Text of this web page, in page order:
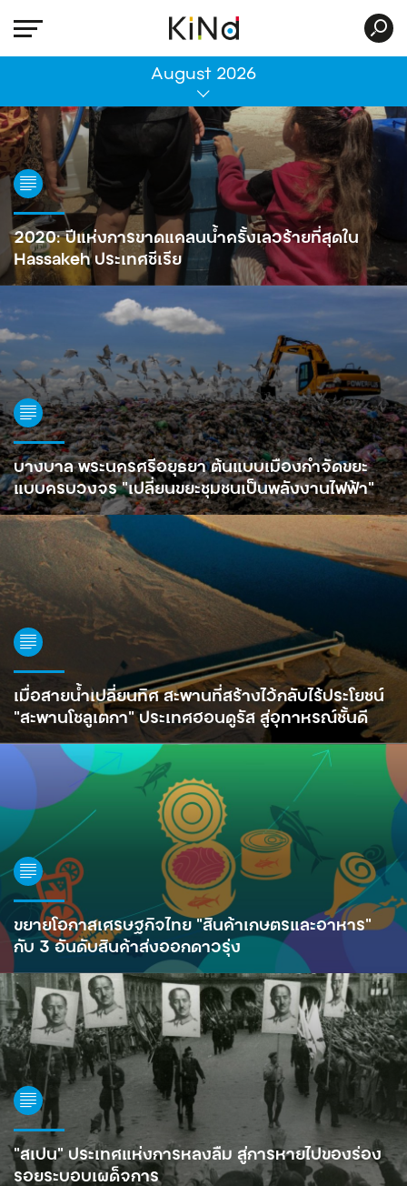
August 2026
2020: ปีแห่งการขาดแคลนน้ำครั้งเลวร้ายที่สุดใน
Hassakeh ประเทศซีเรีย
บางบาล พระนครศรีอยุธยา ต้นแบบเมืองกำจัดขยะ
แบบครบวงจร “เปลี่ยนขยะชุมชนเป็นพลังงานไฟฟ้า”
เมื่อสายน้ำเปลี่ยนทิศ สะพานที่สร้างไว้กลับไร้ประโยชน์
“สะพานโชลูเตกา” ประเทศฮอนดูรัส สู่อุทาหรณ์ชั้นดี
ขยายโอกาสเศรษฐกิจไทย “สินค้าเกษตรและอาหาร”
กับ 3 อันดับสินค้าส่งออกดาวรุ่ง
“สเปน” ประเทศแห่งการหลงลืม สู่การหายไปของร่อง
รอยระบอบเผด็จการ